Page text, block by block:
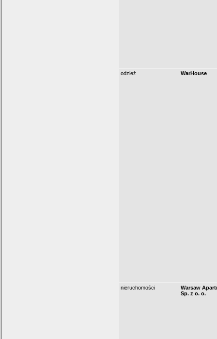
odzież WarHouse
nieruchomości
Warsaw
Sp. z o. o.